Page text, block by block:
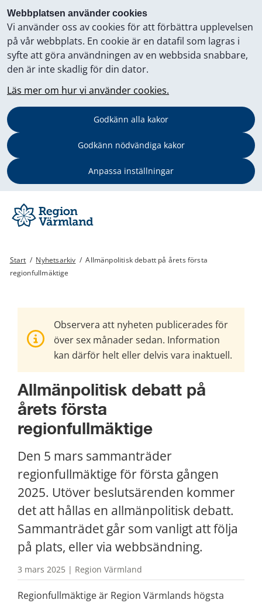
Webbplatsen använder cookies
Vi använder oss av cookies för att förbättra upplevelsen
på vår webbplats. En cookie är en datafil som lagras i
syfte att göra användningen av en webbsida snabbare,
den är inte skadlig för din dator.
Läs mer om hur vi använder cookies.
Godkänn alla kakor
Godkänn nödvändiga kakor
Anpassa inställningar
Start / Nyhetsarkiv / Allmänpolitisk debatt på årets första
regionfullmäktige
Observera att nyheten publicerades för
över sex månader sedan. Information
kan därför helt eller delvis vara inaktuell.
Allmänpolitisk debatt på
årets första
regionfullmäktige
Den 5 mars sammanträder
regionfullmäktige för första gången
2025. Utöver beslutsärenden kommer
det att hållas en allmänpolitisk debatt.
Sammanträdet går som vanligt att följa
på plats, eller via webbsändning.
3 mars 2025 | Region Värmland
Regionfullmäktige är Region Värmlands högsta